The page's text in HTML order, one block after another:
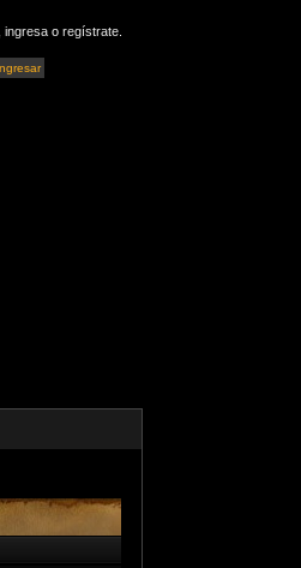
ingresa o regístrate